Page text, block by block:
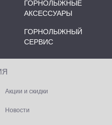
ГОРНОЛЫЖНЫЕ
АКСЕССУАРЫ
ГОРНОЛЫЖНЫЙ
СЕРВИС
Акции и скидки
Новости